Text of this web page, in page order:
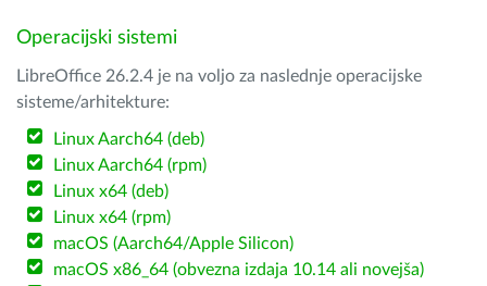
Operacijski sistemi
LibreOffice 26.2.4 je na voljo za naslednje operacijske
sisteme/arhitekture:
Linux Aarch64 (deb)
Linux Aarch64 (rpm)
Linux x64 (deb)
Linux x64 (rpm)
macOS (Aarch64/Apple Silicon)
macOS x86_64 (obvezna izdaja 10.14 ali novejša)